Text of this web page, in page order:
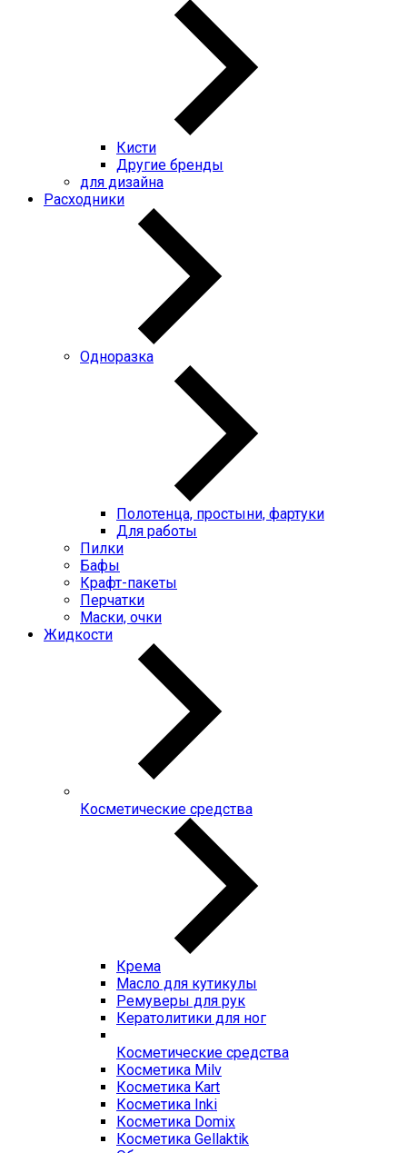
Кисти
Другие бренды
для дизайна
Расходники
Одноразка
Полотенца, простыни, фартуки
Для работы
Пилки
Бафы
Крафт-пакеты
Перчатки
Маски, очки
Жидкости
Косметические средства
Крема
Масло для кутикулы
Ремуверы для рук
Кератолитики для ног
Косметические средства
Косметика Milv
Косметика Kart
Косметика Inki
Косметика Domix
Косметика Gellaktik